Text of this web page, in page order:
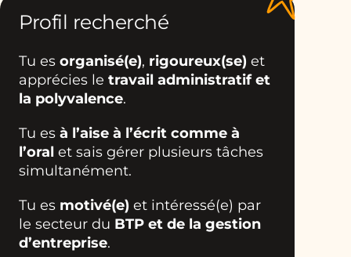
Profil recherché
Tu es organisé(e), rigoureux(se) et
apprécies le travail administratif et
la polyvalence.
Tu es à l’aise à l’écrit comme à
l’oral et sais gérer plusieurs tâches
simultanément.
Tu es motivé(e) et intéressé(e) par
le secteur du BTP et de la gestion
d’entreprise.